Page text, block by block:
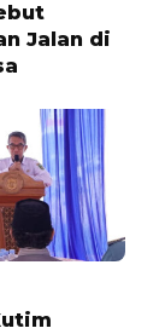
Jalan di